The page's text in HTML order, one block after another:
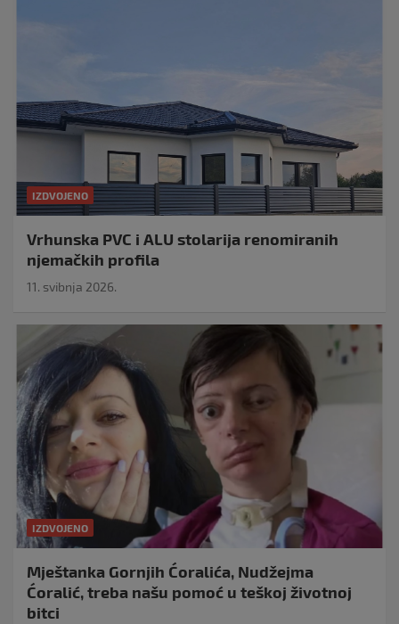
IZDVOJENO
Vrhunska PVC i ALU stolarija renomiranih
njemačkih profila
11. svibnja 2026.
IZDVOJENO
Mještanka Gornjih Ćoralića, Nudžejma
Ćoralić, treba našu pomoć u teškoj životnoj
bitci